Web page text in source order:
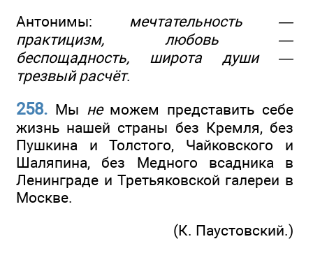
Антонимы: мечтательность —
практицизм, любовь —
беспощадность, широта души —
трезвый расчёт.
258. Мы неможем представить себе
жизнь нашей страны без Кремля, без
Пушкина и Толстого, Чайковского и
Шаляпина, без Медного всадника в
Ленинграде и Третьяковской галереи в
Москве.
(К. Паустовский.)